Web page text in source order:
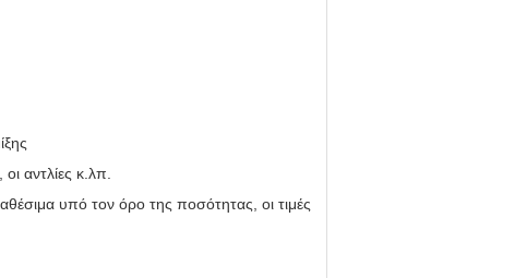
αντλίες κ.λπ.
υπό τον όρο της ποσότητας, οι τιμές